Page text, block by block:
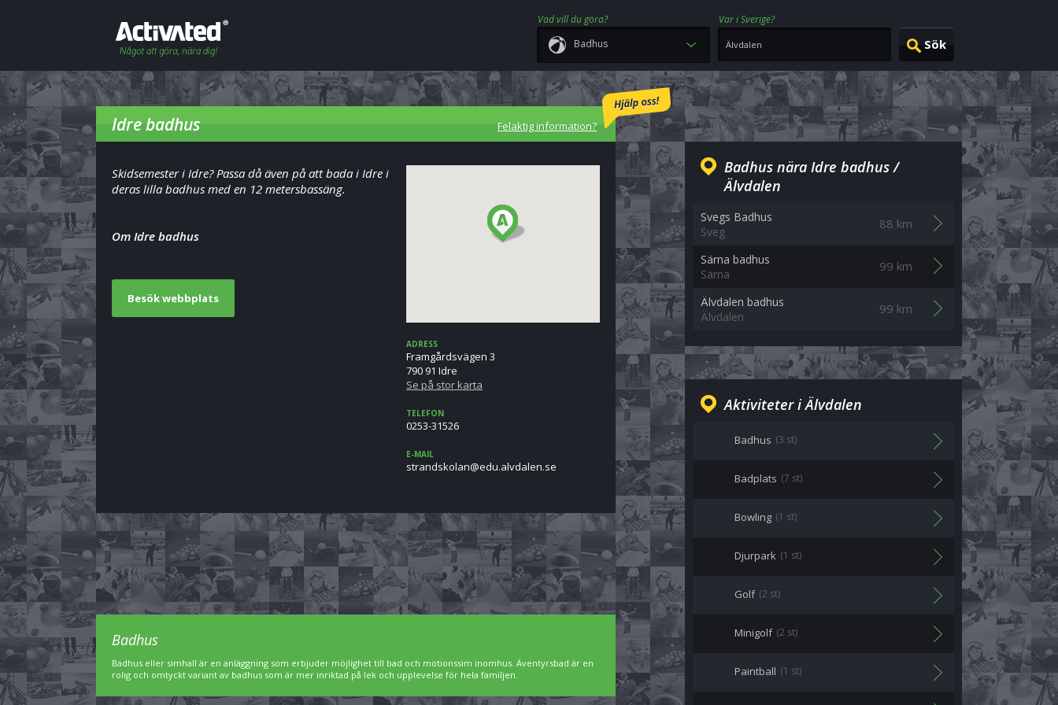
Vad vill du göra?
Var i Sverige?
Badhus
Idre badhus Felaktig information?
Skidsemester i Idre? Passa då även på att bada i Idre i
deras lilla badhus med en 12 metersbassäng.
Om Idre badhus
Besök webbplats
ADRESS
Framgårdsvägen 3
790 91 Idre
Se på stor karta
TELEFON
0253-31526
E-MAIL
es.neladvla.ude@naloksdnarts
Badhus nära Idre badhus /
Älvdalen
Svegs Badhus
Sveg
88 km
Särna badhus
Särna
99 km
Älvdalen badhus
Älvdalen
99 km
Aktiviteter i Älvdalen
Badhus (3 st)
Badplats (7 st)
Bowling (1 st)
Djurpark (1 st)
Golf (2 st)
Minigolf (2 st)
Paintball (1 st)
Badhus
Badhus eller simhall är en anläggning som erbjuder möjlighet till bad och motionssim inomhus. Äventyrsbad är en
rolig och omtyckt variant av badhus som är mer inriktad på lek och upplevelse för hela familjen.